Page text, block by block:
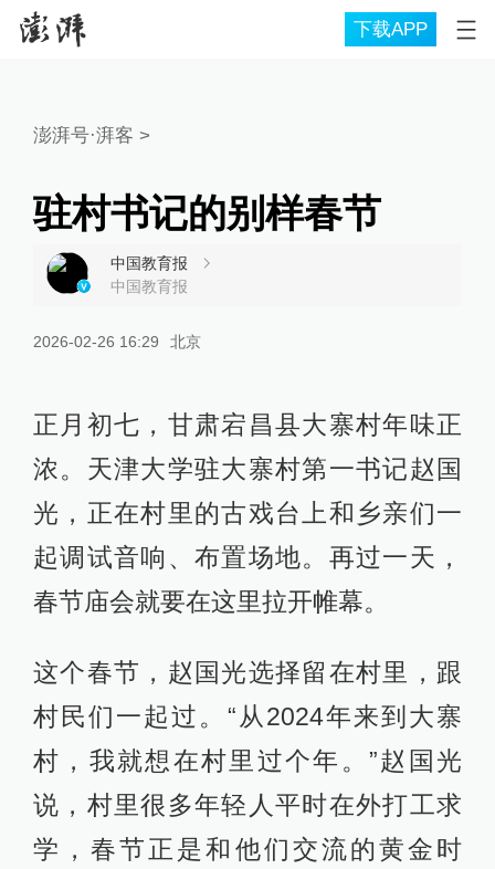
下载APP
澎湃号·湃客 >
驻村书记的别样春节
中国教育报
中国教育报
2026-02-26 16:29 北京
正月初七，甘肃宕昌县大寨村年味正
浓。天津大学驻大寨村第一书记赵国
光，正在村里的古戏台上和乡亲们一
起调试音响、布置场地。再过一天，
春节庙会就要在这里拉开帷幕。
这个春节，赵国光选择留在村里，跟
村民们一起过。“从2024年来到大寨
村，我就想在村里过个年。”赵国光
说，村里很多年轻人平时在外打工求
学，春节正是和他们交流的黄金时